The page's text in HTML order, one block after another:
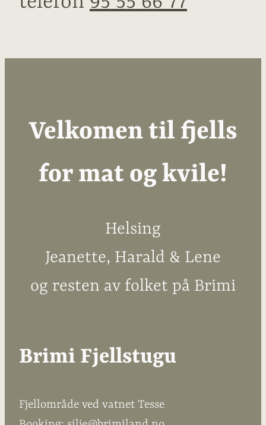
Velkomen til fjells
for mat og kvile!
Helsing
Jeanette, Harald & Lene
og resten av folket på Brimi
Brimi Fjellstugu
Fjellområde ved vatnet Tesse